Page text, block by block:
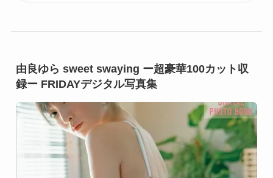
由良ゆら sweet swaying ー超豪華100カット収
録ー FRIDAYデジタル写真集